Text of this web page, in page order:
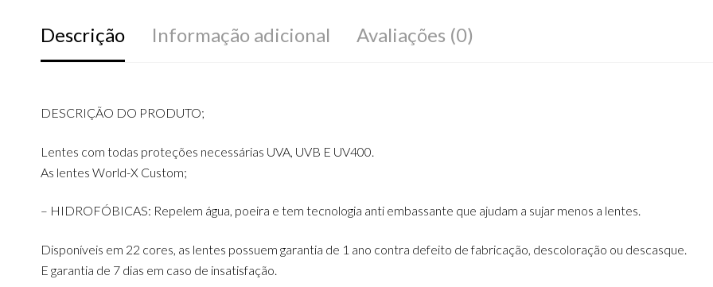
Descrição Informação adicional Avaliações (0)
DESCRIÇÃO DO PRODUTO;
Lentes com todas proteções necessárias UVA, UVB E UV400.
As lentes World-X Custom;
– HIDROFÓBICAS: Repelem água, poeira e tem tecnologia anti embassante que ajudam a sujar menos a lentes.
Disponíveis em 22 cores, as lentes possuem garantia de 1 ano contra defeito de fabricação, descoloração ou descasque.
E garantia de 7 dias em caso de insatisfação.